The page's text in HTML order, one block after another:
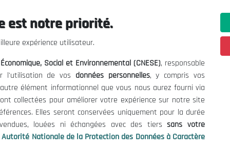
utiles
Protection des Données
Cookies
contact@cnese.dz
Suggestions ou Initiatives ?
Newsletter
Inscrivez-vous, soyez le premier à
nos dernières nouvelles.
est notre priorité.
expérience utilisateur.
Social et Environnemental (CNESE), responsable
l'utilisation de vos données personnelles, y compris vos
élément informationnel que vous nous aurez fourni via
collectées pour améliorer votre expérience sur notre site
Elles seront conservées uniquement pour la durée
louées ni échangées avec des tierssans votre
Autorité Nationale de la Protection des Données à Caractère